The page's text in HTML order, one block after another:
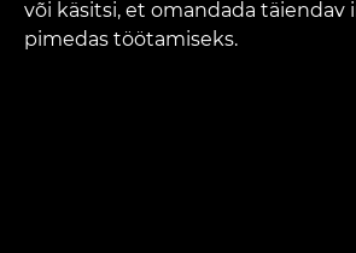
või käsitsi, et omandada täiendav
pimedas töötamiseks.